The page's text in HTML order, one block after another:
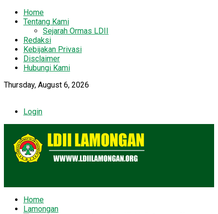
Home
Tentang Kami
Sejarah Ormas LDII
Redaksi
Kebijakan Privasi
Disclaimer
Hubungi Kami
Thursday, August 6, 2026
Login
Home
Lamongan